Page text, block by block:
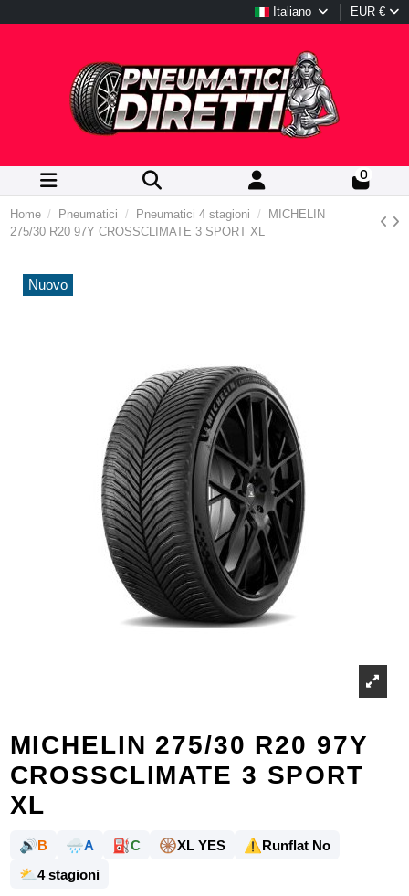
Italiano EUR €
0
Home Pneumatici Pneumatici 4 stagioni
MICHELIN
275/30 R20 97Y CROSSCLIMATE 3 SPORT XL
Nuovo
MICHELIN 275/30 R20 97Y
CROSSCLIMATE 3 SPORT
XL
🔊B 🌧️A ⛽C 🛞XL YES ⚠️Runflat No
⛅ 4 stagioni